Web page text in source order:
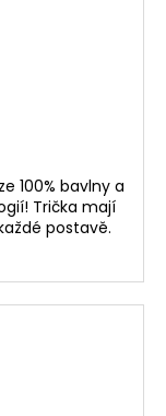
100% bavlny a
Trička mají
postavě.